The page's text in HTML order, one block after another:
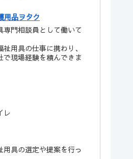
用品ヲタク
専門相談員として働いて
用具の仕事に携わり、
で現場経験を積んできま
レ
用具の選定や提案を行っ